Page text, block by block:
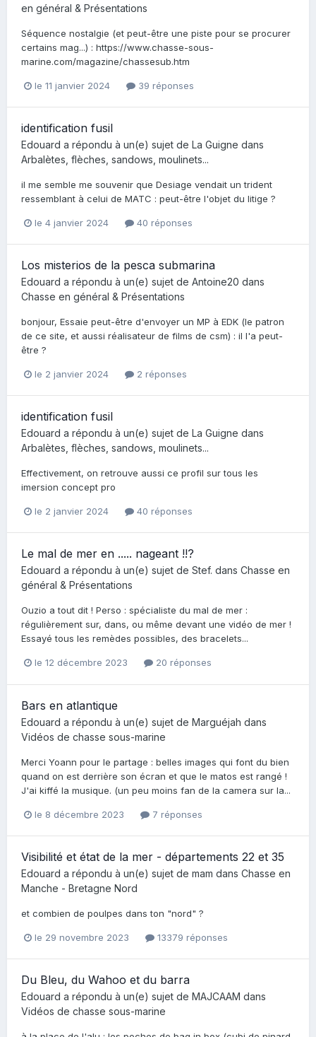
en général & Présentations
Séquence nostalgie (et peut-être une piste pour se procurer
certains mag...) : https://www.chasse-sous-
marine.com/magazine/chassesub.htm
le 11 janvier 2024 39 réponses
identification fusil
Edouard a répondu à un(e) sujet de La Guigne dans
Arbalètes, flèches, sandows, moulinets...
il me semble me souvenir que Desiage vendait un trident
ressemblant à celui de MATC : peut-être l'objet du litige ?
le 4 janvier 2024 40 réponses
Los misterios de la pesca submarina
Edouard a répondu à un(e) sujet de Antoine20 dans
Chasse en général & Présentations
bonjour, Essaie peut-être d'envoyer un MP à EDK (le patron
de ce site, et aussi réalisateur de films de csm) : il l'a peut-
être ?
le 2 janvier 2024 2 réponses
identification fusil
Edouard a répondu à un(e) sujet de La Guigne dans
Arbalètes, flèches, sandows, moulinets...
Effectivement, on retrouve aussi ce profil sur tous les
imersion concept pro
le 2 janvier 2024 40 réponses
Le mal de mer en ..... nageant !!?
Edouard a répondu à un(e) sujet de Stef. dans Chasse en
général & Présentations
Ouzio a tout dit ! Perso : spécialiste du mal de mer :
régulièrement sur, dans, ou même devant une vidéo de mer !
Essayé tous les remèdes possibles, des bracelets...
le 12 décembre 2023 20 réponses
Bars en atlantique
Edouard a répondu à un(e) sujet de Marguéjah dans
Vidéos de chasse sous-marine
Merci Yoann pour le partage : belles images qui font du bien
quand on est derrière son écran et que le matos est rangé !
J'ai kiffé la musique. (un peu moins fan de la camera sur la...
le 8 décembre 2023 7 réponses
Visibilité et état de la mer - départements 22 et 35
Edouard a répondu à un(e) sujet de mam dans Chasse en
Manche - Bretagne Nord
et combien de poulpes dans ton "nord" ?
le 29 novembre 2023 13379 réponses
Du Bleu, du Wahoo et du barra
Edouard a répondu à un(e) sujet de MAJCAAM dans
Vidéos de chasse sous-marine